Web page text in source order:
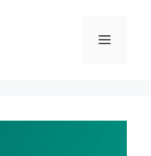
메